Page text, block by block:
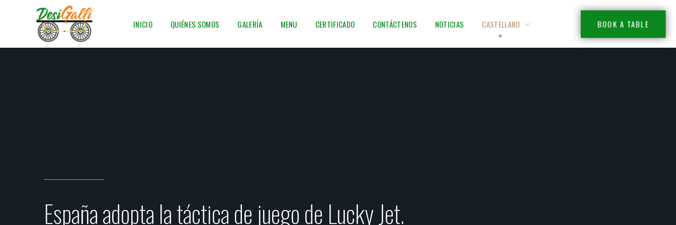
INICIO QUIÉNES SOMOS GALERÍA MENU CERTIFICADO CONTÁCTENOS NOTICIAS CASTELLANO BOOK A TABLE
España adopta la táctica de juego de Lucky Jet.